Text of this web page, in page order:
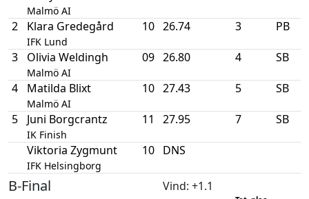
Malmö AI
2 Klara Gredegård
IFK Lund
10 26.74 3 PB
3 Olivia Weldingh
Malmö AI
09 26.80 4 SB
4 Matilda Blixt
Malmö AI
10 27.43 5 SB
5 Juni Borgcrantz
IK Finish
11 27.95 7 SB
Viktoria Zygmunt
IFK Helsingborg
10 DNS
B-Final Vind: +1.1